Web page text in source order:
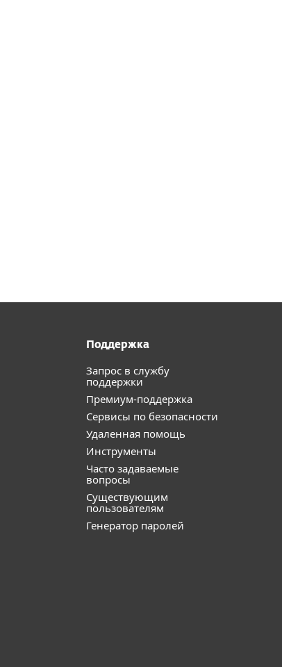
Поддержка
Запрос в службу
поддержки
Премиум-поддержка
Сервисы по безопасности
Удаленная помощь
Инструменты
Часто задаваемые
вопросы
Существующим
пользователям
Генератор паролей